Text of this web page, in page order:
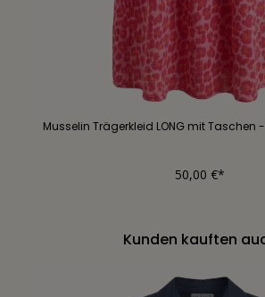
Musselin Trägerkleid LONG mit Taschen -
50,00 €*
Kunden kauften